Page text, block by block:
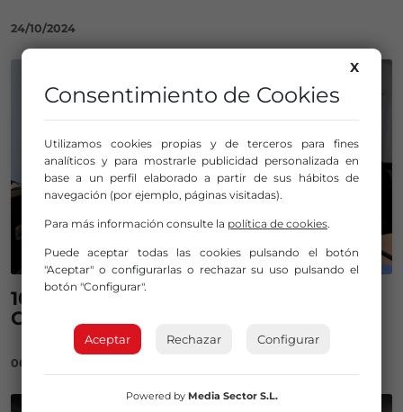
24/10/2024
10 conciertos para celebrar Santa
Cecilia en Barakaldo
06/11/2023
X
Consentimiento de Cookies
Utilizamos cookies propias y de terceros para fines
analíticos y para mostrarle publicidad personalizada en
base a un perfil elaborado a partir de sus hábitos de
navegación (por ejemplo, páginas visitadas).
Para más información consulte la política de cookies.
Puede aceptar todas las cookies pulsando el botón
"Aceptar" o configurarlas o rechazar su uso pulsando el
botón "Configurar".
Aceptar Rechazar Configurar
Powered by Media Sector S.L.